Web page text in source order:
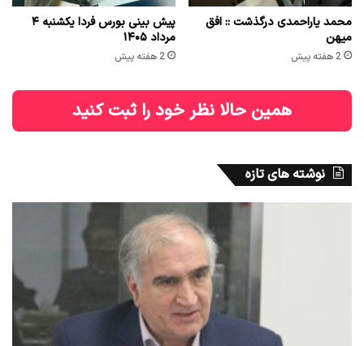
محمد یاراحمدی درگذشت :: افق
میهن
2 هفته پیش
پیش بینی بورس فردا یکشنبه ۴
مرداد ۱۴۰۵
2 هفته پیش
همین حالا نظر خود را ثبت کنید
نوشته های تازه